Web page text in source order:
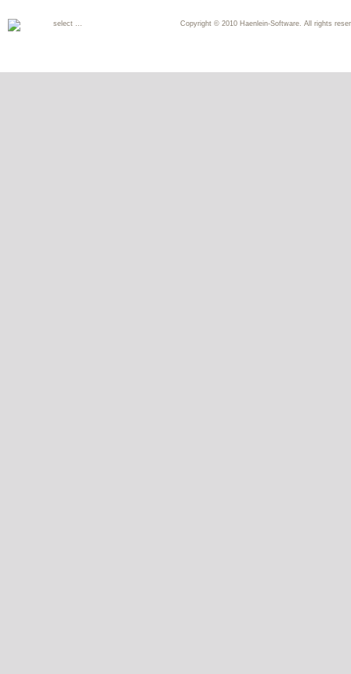
select ... Copyright © 2010 Haenlein-Software. All rights